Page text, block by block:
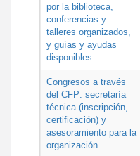
por la biblioteca,
conferencias y
talleres organizados,
y guías y ayudas
disponibles
Congresos a través
del CFP: secretaría
técnica (inscripción,
certificación) y
asesoramiento para la
organización.